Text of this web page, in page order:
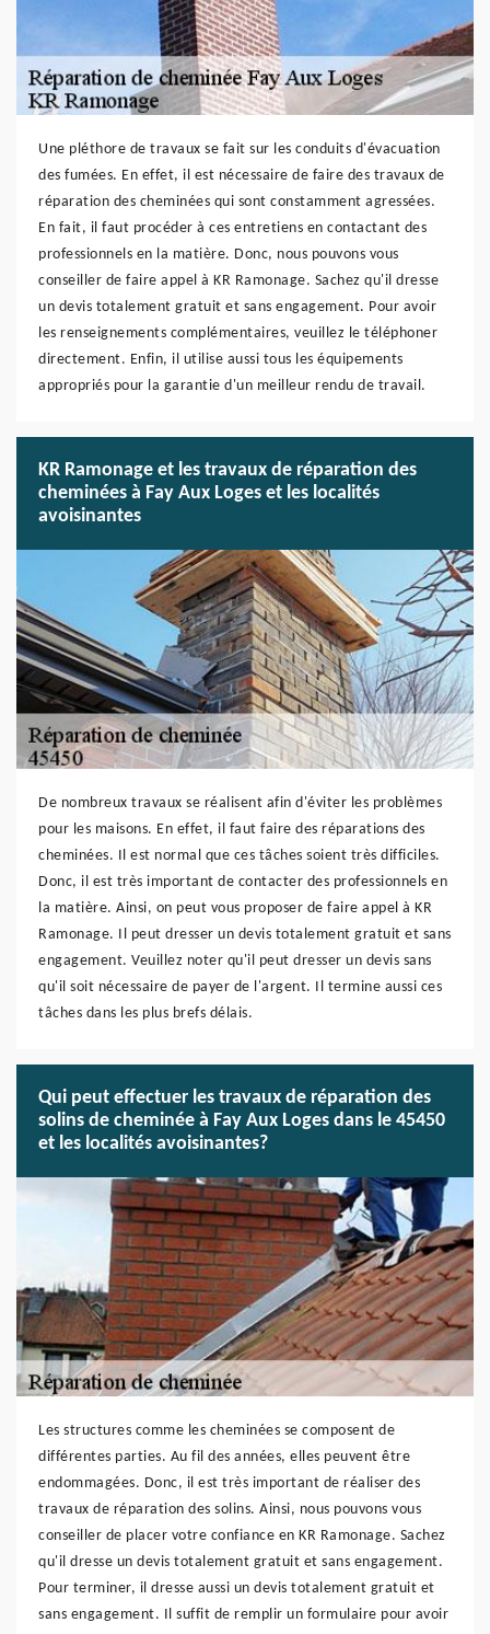
Une pléthore de travaux se fait sur les conduits d'évacuation
des fumées. En effet, il est nécessaire de faire des travaux de
réparation des cheminées qui sont constamment agressées.
En fait, il faut procéder à ces entretiens en contactant des
professionnels en la matière. Donc, nous pouvons vous
conseiller de faire appel à KR Ramonage. Sachez qu'il dresse
un devis totalement gratuit et sans engagement. Pour avoir
les renseignements complémentaires, veuillez le téléphoner
directement. Enfin, il utilise aussi tous les équipements
appropriés pour la garantie d'un meilleur rendu de travail.
KR Ramonage et les travaux de réparation des
cheminées à Fay Aux Loges et les localités
avoisinantes
De nombreux travaux se réalisent afin d'éviter les problèmes
pour les maisons. En effet, il faut faire des réparations des
cheminées. Il est normal que ces tâches soient très difficiles.
Donc, il est très important de contacter des professionnels en
la matière. Ainsi, on peut vous proposer de faire appel à KR
Ramonage. Il peut dresser un devis totalement gratuit et sans
engagement. Veuillez noter qu'il peut dresser un devis sans
qu'il soit nécessaire de payer de l'argent. Il termine aussi ces
tâches dans les plus brefs délais.
Qui peut effectuer les travaux de réparation des
solins de cheminée à Fay Aux Loges dans le 45450
et les localités avoisinantes?
Les structures comme les cheminées se composent de
différentes parties. Au fil des années, elles peuvent être
endommagées. Donc, il est très important de réaliser des
travaux de réparation des solins. Ainsi, nous pouvons vous
conseiller de placer votre confiance en KR Ramonage. Sachez
qu'il dresse un devis totalement gratuit et sans engagement.
Pour terminer, il dresse aussi un devis totalement gratuit et
sans engagement. Il suffit de remplir un formulaire pour avoir